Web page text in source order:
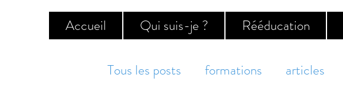
Accueil Qui suis-je ? Rééducation
Tous les posts formations articles